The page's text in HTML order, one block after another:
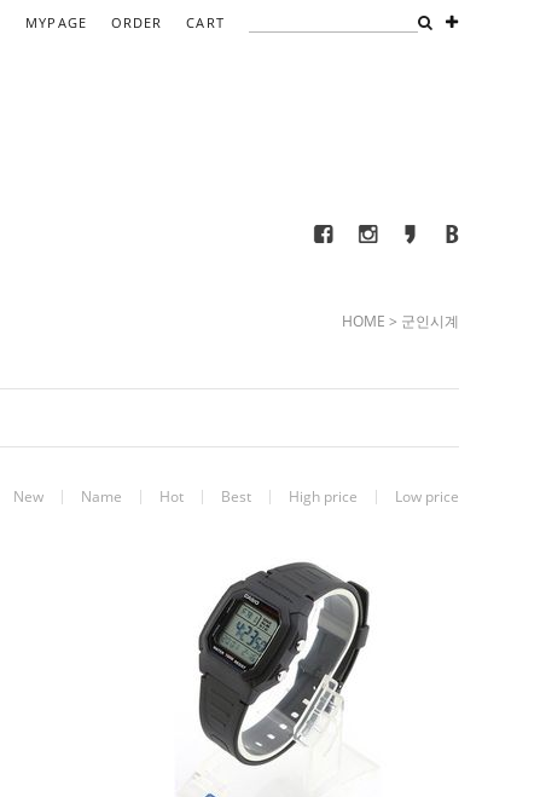
MYPAGE ORDER CART
HOME > 군인시계
New Name Hot Best High price Low price